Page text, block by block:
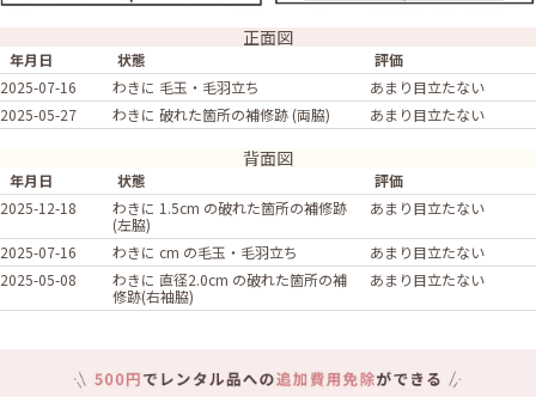
正面図
年月日 状態
評価
2025-07-16
わきに 毛玉・毛羽立ち
あまり目立たない
2025-05-27
わきに 破れた箇所の補修跡 (両脇) あまり目立たない
背面図
年月日 状態
評価
2025-12-18
わきに 1.5cm の破れた箇所の補修跡
(左脇)
あまり目立たない
2025-07-16 わきに cm の毛玉・毛羽立ち
あまり目立たない
2025-05-08
わきに 直径2.0cm の破れた箇所の補
修跡(右袖脇)
あまり目立たない